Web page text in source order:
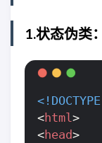
1.状态伪类：
<!DOCTYPE
<html >
<head>